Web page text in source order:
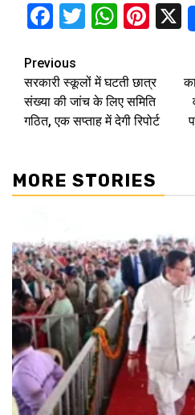
Facebook
Twitter
Continue
Reading
Previous
सरकारी स्कूलों में घटती छात्र
संख्या की जांच के लिए समिति
गठित, एक सप्ताह में देगी रिपोर्ट
MORE STORIES